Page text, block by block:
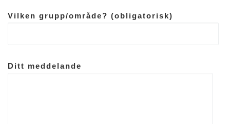
Vilken grupp/område? (obligatorisk)
Ditt meddelande